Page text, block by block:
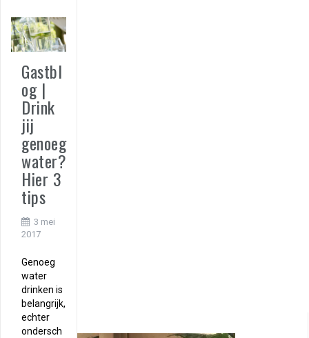
Gastbl
og |
Drink
jij
genoeg
water?
Hier 3
tips
3 mei
2017
Genoeg
water
drinken is
belangrijk,
echter
ondersch